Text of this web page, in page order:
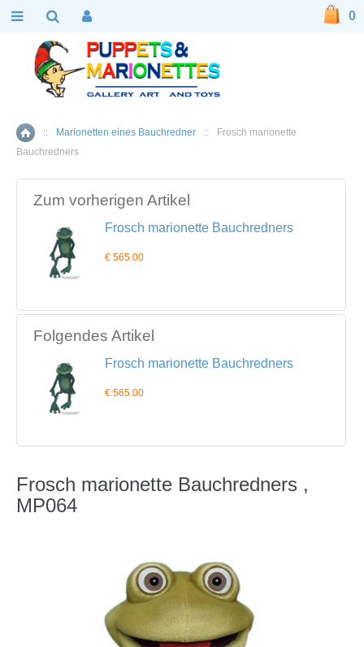
Home
:: Marionetten eines Bauchredner ::
Frosch marionette
Bauchredners
Zum vorherigen Artikel
Frosch marionette Bauchredners
€ 565.00
Folgendes Artikel
Frosch marionette Bauchredners
€ 565.00
Frosch marionette Bauchredners ,
MP064
0